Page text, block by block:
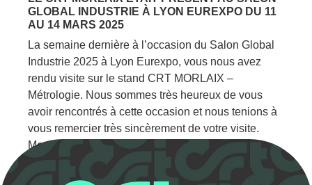
GLOBAL INDUSTRIE À LYON EUREXPO DU 11
AU 14 MARS 2025
La semaine dernière à l’occasion du Salon Global
Industrie 2025 à Lyon Eurexpo, vous nous avez
rendu visite sur le stand CRT MORLAIX –
Métrologie. Nous sommes très heureux de vous
avoir rencontrés à cette occasion et nous tenions à
vous remercier très sincèrement de votre visite.
Merci de votre visite Au plaisir de vous…
Lire la suite